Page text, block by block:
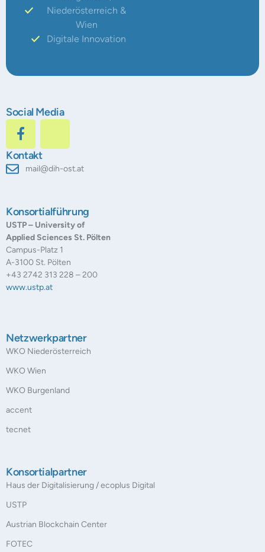
Niederösterreich &
Wien
Digitale Innovation
Social Media
Kontakt
mail@dih-ost.at
Konsortialführung
USTP – University of
Applied Sciences St. Pölten
Campus-Platz 1
A-3100 St. Pölten
+43 2742 313 228 – 200
www.ustp.at
Netzwerkpartner
WKO Niederösterreich
WKO Wien
WKO Burgenland
accent
tecnet
Konsortialpartner
Haus der Digitalisierung / ecoplus Digital
USTP
Austrian Blockchain Center
FOTEC